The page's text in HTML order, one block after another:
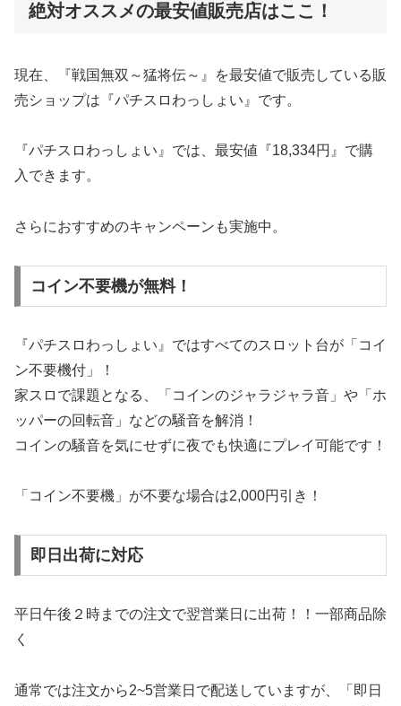
絶対オススメの最安値販売店はここ！
現在、『戦国無双～猛将伝～』を最安値で販売している販
売ショップは『パチスロわっしょい』です。
『パチスロわっしょい』では、最安値『18,334円』で購
入できます。
さらにおすすめのキャンペーンも実施中。
コイン不要機が無料！
『パチスロわっしょい』ではすべてのスロット台が「コイ
ン不要機付」！
家スロで課題となる、「コインのジャラジャラ音」や「ホ
ッパーの回転音」などの騒音を解消！
コインの騒音を気にせずに夜でも快適にプレイ可能です！
「コイン不要機」が不要な場合は2,000円引き！
即日出荷に対応
平日午後２時までの注文で翌営業日に出荷！！一部商品除
く
通常では注文から2~5営業日で配送していますが、「即日